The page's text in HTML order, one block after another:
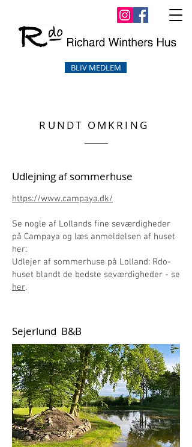
BLIV MEDLEM
RUNDT OMKRING
Udlejning af sommerhuse
https://www.campaya.dk/
Se nogle af Lollands fine seværdigheder
på Campaya og læs anmeldelsen af huset
her:
Udlejer af sommerhuse på Lolland: Rdo-
huset blandt de bedste seværdigheder - se
her.
Sejerlund B&B